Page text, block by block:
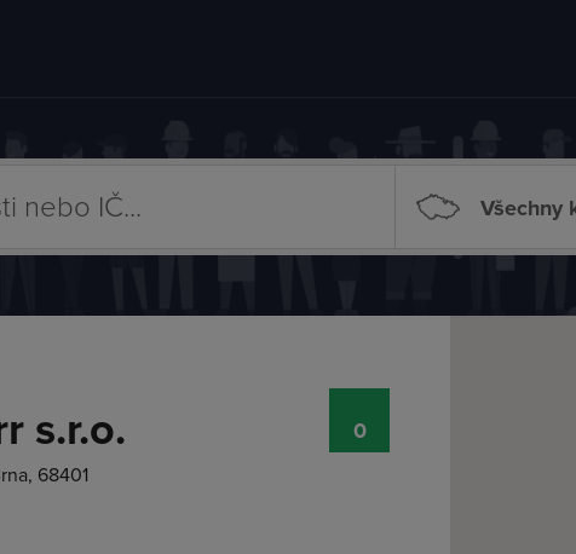
Všechny
s.r.o.
68401
0